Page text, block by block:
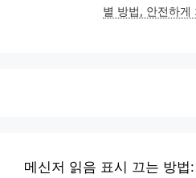
별 방법, 안전하게
메신저 읽음 표시 끄는 방